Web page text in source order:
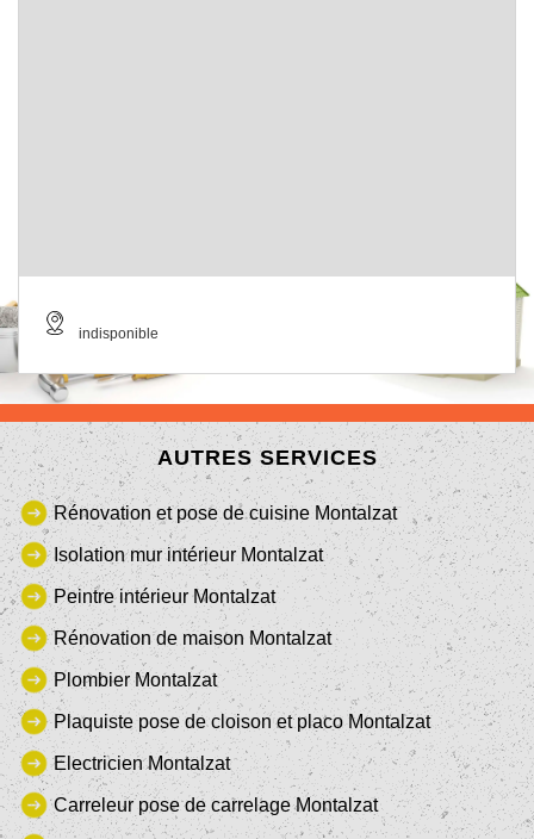
indisponible
AUTRES SERVICES
Rénovation et pose de cuisine Montalzat
Isolation mur intérieur Montalzat
Peintre intérieur Montalzat
Rénovation de maison Montalzat
Plombier Montalzat
Plaquiste pose de cloison et placo Montalzat
Electricien Montalzat
Carreleur pose de carrelage Montalzat